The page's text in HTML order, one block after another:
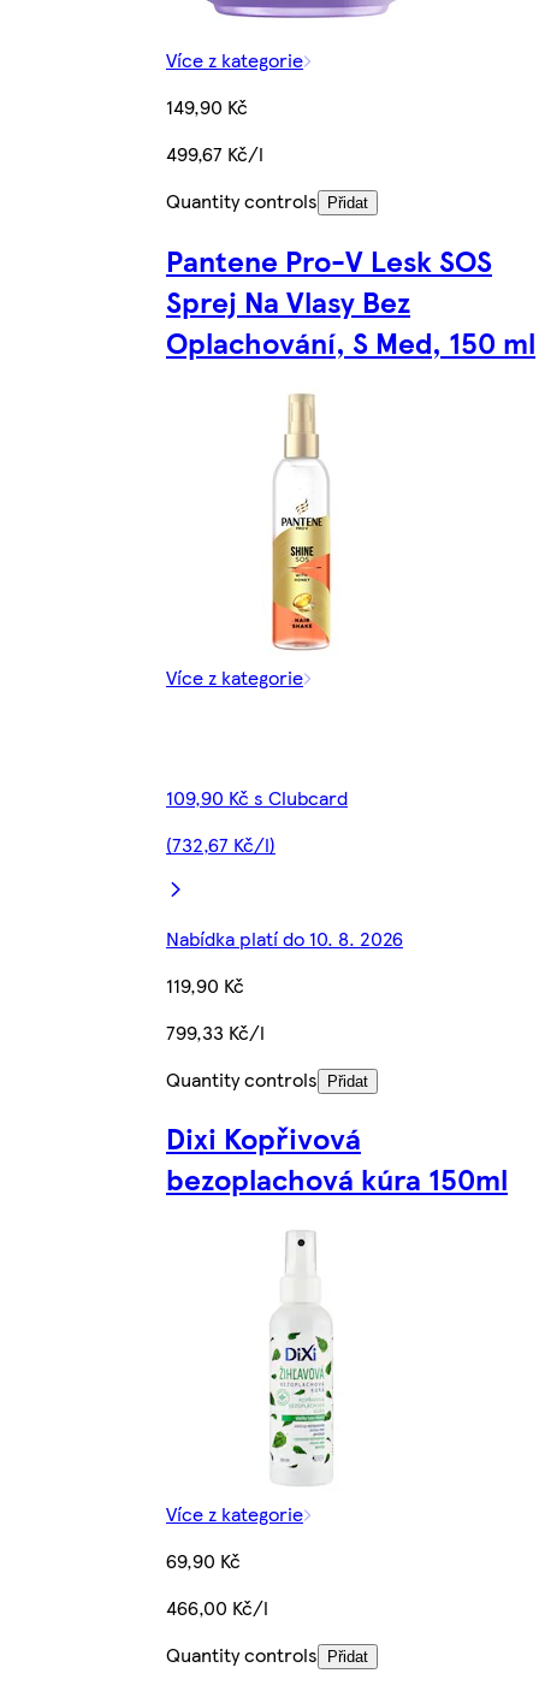
Více z kategorie
149,90 Kč
499,67 Kč/l
Quantity controls
Přidat
Pantene Pro-V Lesk SOS
Sprej Na Vlasy Bez
Oplachování, S Med, 150 ml
Více z kategorie
109,90 Kč s Clubcard
(732,67 Kč/l)
Nabídka platí do 10. 8. 2026
119,90 Kč
799,33 Kč/l
Quantity controls
Přidat
Dixi Kopřivová
bezoplachová kúra 150ml
Více z kategorie
69,90 Kč
466,00 Kč/l
Quantity controls
Přidat